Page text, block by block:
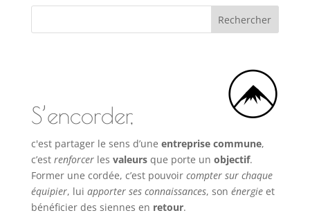
S’encorder,
c'est partager le sens d’une entreprise commune,
c’est renforcerles valeursque porte un objectif.
Former une cordée, c’est pouvoircompter sur chaque
équipier, lui apporter ses connaissances, son énergieet
bénéficier des siennes en retour.